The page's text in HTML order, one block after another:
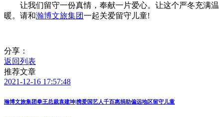
让我们留守一份真情，奉献一片爱心。让这个严冬充满温
暖。请和瀚博文旅集团一起关爱留守儿童!
分享：
返回列表
推荐文章
2021-12-16 17:57:48
瀚博文旅集团拳王总裁袁建坤|携爱国艺人千百惠捐助偏远地区留守儿童